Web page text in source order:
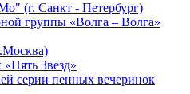
(г. Санкт - Петербург)
группы «Волга – Волга»
«Пять Звезд»
серии пенных вечеринок